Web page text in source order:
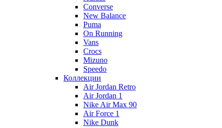
Converse
New Balance
Puma
On Running
Vans
Crocs
Mizuno
Speedo
Коллекции
Air Jordan Retro
Air Jordan 1
Nike Air Max 90
Air Force 1
Nike Dunk